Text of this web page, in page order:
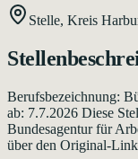
Stelle, Kreis
Berufsbezeichnung:
ab: 7.7.2026 Diese
Bundesagentur für
über den Original-